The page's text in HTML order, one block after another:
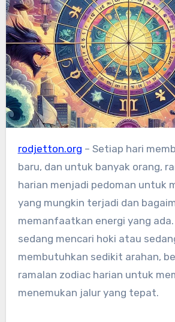
rodjetton.org – Setiap hari
baru, dan untuk banyak orang,
harian menjadi pedoman untuk
yang mungkin terjadi dan
memanfaatkan energi yang
sedang mencari hoki atau
membutuhkan sedikit arahan,
ramalan zodiac harian untuk
menemukan jalur yang tepat.